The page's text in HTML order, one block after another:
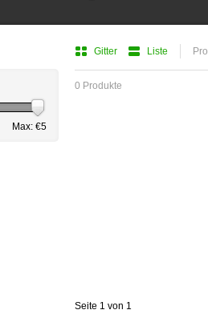
Gitter Liste
0 Produkte
Seite 1 von 1
Max: €5